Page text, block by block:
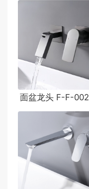
面盆龙头 F-F-002